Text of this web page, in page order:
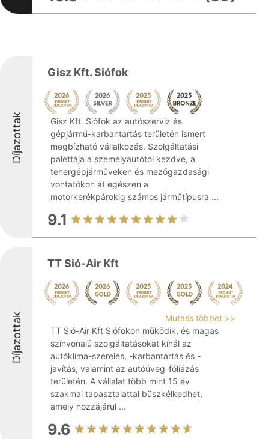
Díjazottak
Gisz Kft. Siófok
Gisz Kft. Siófok az autószerviz és
gépjármű-karbantartás területén ismert
megbízható vállalkozás. Szolgáltatási
palettája a személyautótól kezdve, a
tehergépjárműveken és mezőgazdasági
vontatókon át egészen a
motorkerékpárokig számos járműtípusra ...
9.1
Díjazottak
TT Sió-Air Kft
Mutass többet >>
TT Sió-Air Kft Siófokon működik, és magas
színvonalú szolgáltatásokat kínál az
autóklíma-szerelés, -karbantartás és -
javítás, valamint az autóüveg-fóliázás
területén. A vállalat több mint 15 év
szakmai tapasztalattal büszkélkedhet,
amely hozzájárul ...
9.6